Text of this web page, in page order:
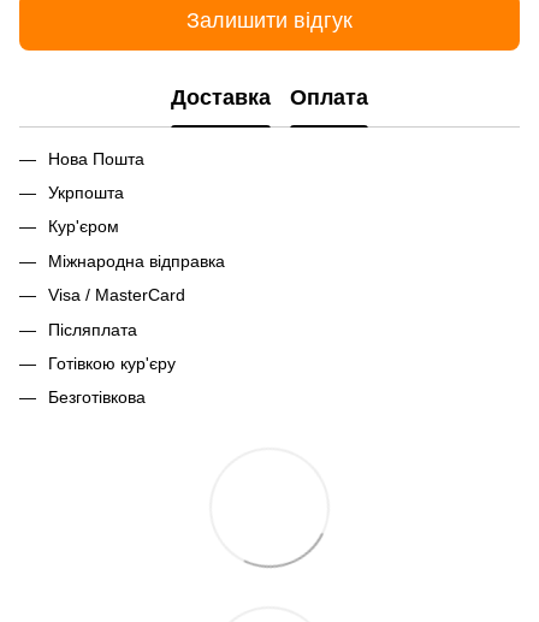
Залишити відгук
Доставка Оплата
Нова Пошта
Укрпошта
Кур'єром
Міжнародна відправка
Visa / MasterCard
Післяплата
Готівкою кур'єру
Безготівкова